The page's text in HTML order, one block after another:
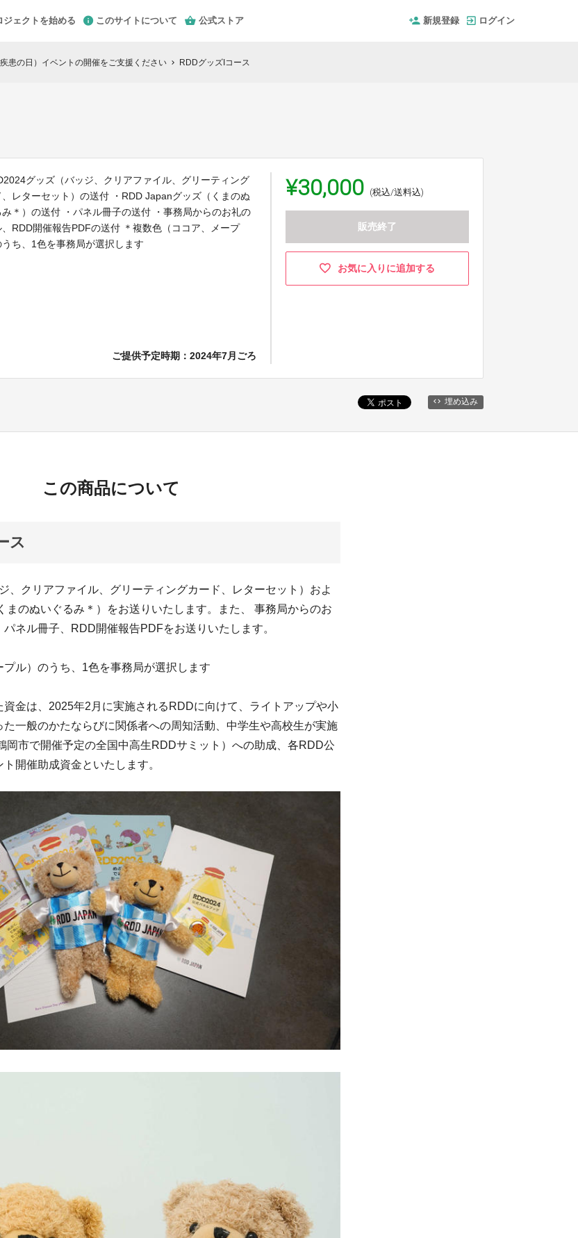
ジェクトを始める このサイトについて 公式ストア 新規登録 ログイン
患の日）イベントの開催をご支援ください chevron_right RDDグッズIコース
グッズ（バッジ、クリアファイル、グリーティング
、レターセット）の送付 ・RDD Japanグッズ（くまのぬ
み＊）の送付 ・パネル冊子の送付 ・事務局からのお礼の
、RDD開催報告PDFの送付 ＊複数色（ココア、メープ
うち、1色を事務局が選択します
ご提供予定時期：2024年7月ごろ
¥30,000 (税込/送料込)
販売終了
お気に入りに追加する
埋め込み
この商品について
ス
、クリアファイル、グリーティングカード、レターセット）およ
まのぬいぐるみ＊）をお送りいたします。また、 事務局からのお
ネル冊子、RDD開催報告PDFをお送りいたします。
プル）のうち、1色を事務局が選択します
金は、2025年2月に実施されるRDDに向けて、ライトアップや小
一般のかたならびに関係者への周知活動、中学生や高校生が実施
岡市で開催予定の全国中高生RDDサミット）への助成、各RDD公
開催助成資金といたします。